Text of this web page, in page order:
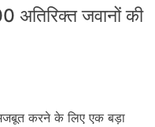
अतिरिक्त जवानों की
करने के लिए एक बड़ा